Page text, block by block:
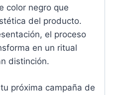
color negro que
del producto.
el proceso
en un ritual
distinción.
próxima campaña de